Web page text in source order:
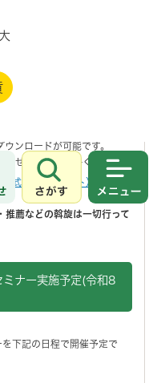
合せ
さがす
援ネットワーク事業の一環と
ンロードが可能です。
せ先まで御連絡ください。
式 78キロバイト）
薦などの斡旋は一切行って
ナー実施予定(令和8
下記の日程で開催予定で